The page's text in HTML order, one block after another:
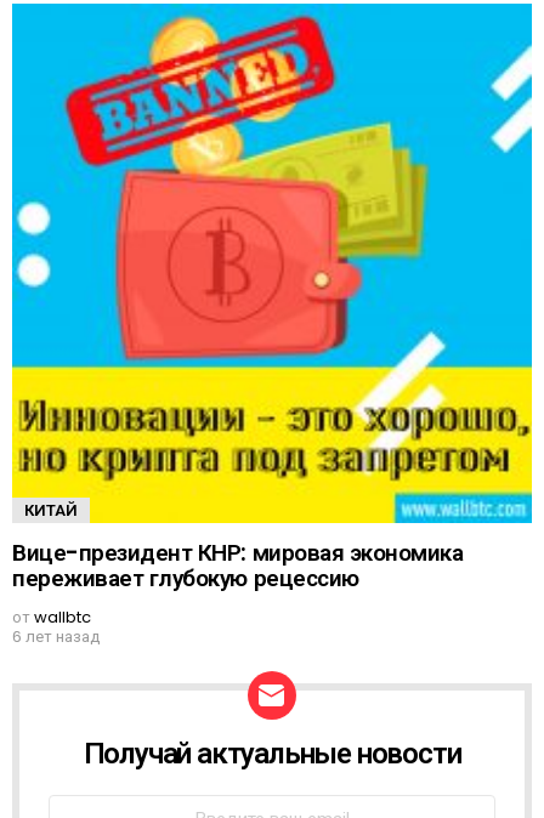
КИТАЙ
Вице-президент КНР: мировая экономика
переживает глубокую рецессию
отwallbtc
6 лет назад
В
Получай актуальные новости